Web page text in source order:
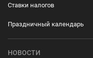
Ставки налогов
Праздничный календарь
НОВОСТИ